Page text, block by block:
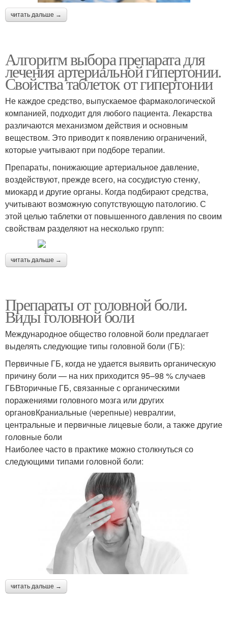
читать дальше →
Алгоритм выбора препарата для
лечения артериальной гипертонии.
Свойства таблеток от гипертонии
Не каждое средство, выпускаемое фармакологической
компанией, подходит для любого пациента. Лекарства
различаются механизмом действия и основным
веществом. Это приводит к появлению ограничений,
которые учитывают при подборе терапии.
Препараты, понижающие артериальное давление,
воздействуют, прежде всего, на сосудистую стенку,
миокард и другие органы. Когда подбирают средства,
учитывают возможную сопутствующую патологию. С
этой целью таблетки от повышенного давления по своим
свойствам разделяют на несколько групп:
читать дальше →
Препараты от головной боли.
Виды головной боли
Международное общество головной боли предлагает
выделять следующие типы головной боли (ГБ):
Первичные ГБ, когда не удается выявить органическую
причину боли — на них приходится 95–98 % случаев
ГБВторичные ГБ, связанные с органическими
поражениями головного мозга или других
органовКраниальные (черепные) невралгии,
центральные и первичные лицевые боли, а также другие
головные боли
Наиболее часто в практике можно столкнуться со
следующими типами головной боли:
читать дальше →